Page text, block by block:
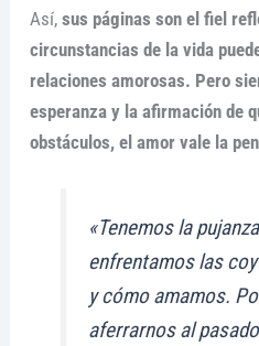
Así,sus páginas son el fiel
circunstancias de la vida
relaciones amorosas. Pero
esperanza y la afirmación de
obstáculos, el amor vale la
«Tenemos la
enfrentamos las
y cómo amamos.
aferrarnos al